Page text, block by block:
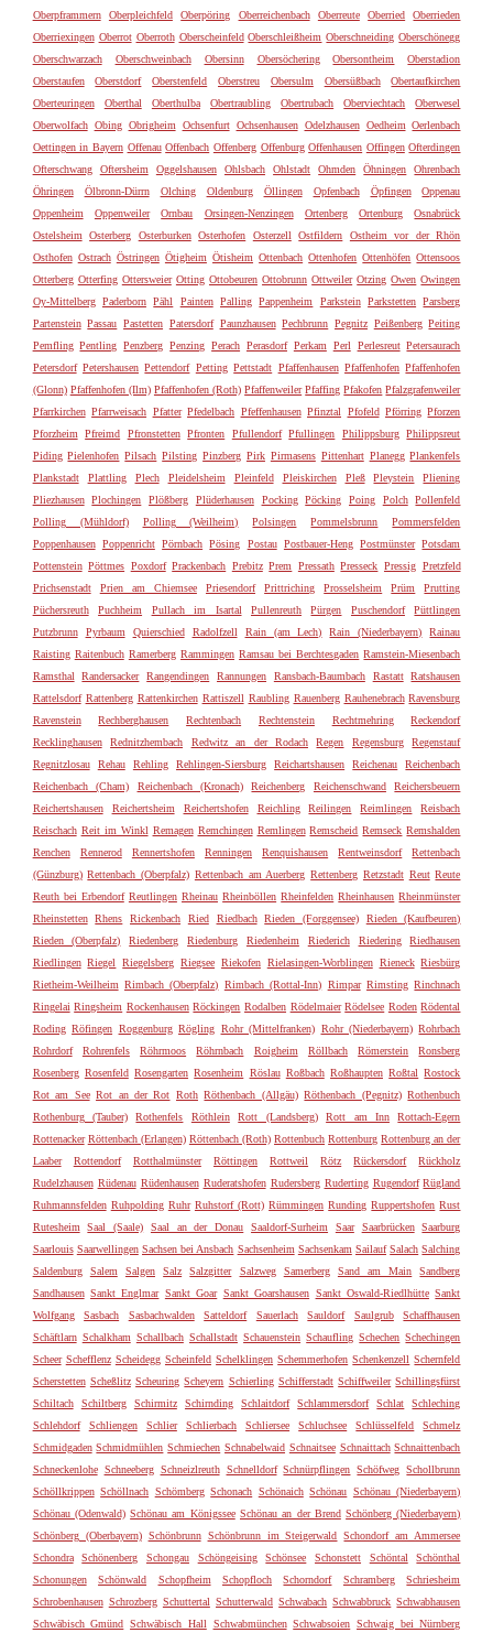
Oberpframmern
Oberpleichfeld Oberpöring Oberreichenbach Oberreute Oberried
Oberrieden
Oberriexingen Oberrot Oberroth Oberscheinfeld Oberschleißheim Oberschneiding Oberschönegg
Oberschwarzach
Oberschweinbach Obersinn Obersöchering Obersontheim
Oberstadion
Oberstaufen
Oberstdorf Oberstenfeld Oberstreu Obersulm Obersüßbach
Obertaufkirchen
Oberteuringen
Oberthal Oberthulba Obertraubling Obertrubach Oberviechtach
Oberwesel
Oberwolfach Obing Obrigheim Ochsenfurt Ochsenhausen Odelzhausen Oedheim Oerlenbach
Oettingen in Bayern Offenau Offenbach Offenberg Offenburg Offenhausen Offingen Ofterdingen
Ofterschwang
Oftersheim Oggelshausen Ohlsbach Ohlstadt Ohmden Öhningen
Ohrenbach
Öhringen
Ölbronn-Dürrn Olching Oldenburg Öllingen Opfenbach Öpfingen
Oppenau
Oppenheim
Oppenweiler Ornbau Orsingen-Nenzingen Ortenberg Ortenburg
Osnabrück
Ostelsheim
Osterberg Osterburken Osterhofen Osterzell Ostfildern
Ostheim vor der Rhön
Osthofen Ostrach Östringen Ötigheim Ötisheim Ottenbach Ottenhofen Ottenhöfen Ottensoos
Otterberg Otterfing Ottersweier Otting Ottobeuren Ottobrunn Ottweiler Otzing Owen Owingen
Oy-Mittelberg Paderborn Pähl Painten Palling Pappenheim Parkstein Parkstetten Parsberg
Partenstein Passau Pastetten Patersdorf Paunzhausen Pechbrunn Pegnitz Peißenberg Peiting
Pemfling Pentling Penzberg Penzing Perach Perasdorf Perkam Perl Perlesreut Petersaurach
Petersdorf Petershausen Pettendorf Petting Pettstadt Pfaffenhausen Pfaffenhofen Pfaffenhofen
(Glonn) Pfaffenhofen (Ilm) Pfaffenhofen (Roth) Pfaffenweiler Pfaffing Pfakofen Pfalzgrafenweiler
Pfarrkirchen Pfarrweisach Pfatter Pfedelbach Pfeffenhausen Pfinztal Pfofeld Pförring Pforzen
Pforzheim
Pfreimd Pfronstetten Pfronten Pfullendorf Pfullingen Philippsburg Philippsreut
Piding Pielenhofen Pilsach Pilsting Pinzberg Pirk Pirmasens Pittenhart Planegg Plankenfels
Plankstadt
Plattling Plech Pleidelsheim Pleinfeld Pleiskirchen Pleß Pleystein
Pliening
Pliezhausen
Plochingen Plößberg Plüderhausen Pocking Pöcking Poing Polch
Pollenfeld
Polling (Mühldorf)
Polling (Weilheim) Polsingen Pommelsbrunn
Pommersfelden
Poppenhausen Poppenricht Pörnbach Pösing Postau Postbauer-Heng Postmünster Potsdam
Pottenstein Pöttmes Poxdorf Prackenbach Prebitz Prem Pressath Presseck Pressig Pretzfeld
Prichsenstadt
Prien am Chiemsee Priesendorf Prittriching Prosselsheim Prüm
Prutting
Püchersreuth
Puchheim Pullach im Isartal Pullenreuth Pürgen Puschendorf
Püttlingen
Putzbrunn
Pyrbaum Quierschied Radolfzell Rain (am Lech) Rain (Niederbayern)
Rainau
Raisting Raitenbuch Ramerberg Rammingen Ramsau bei Berchtesgaden Ramstein-Miesenbach
Ramsthal
Randersacker Rangendingen Rannungen Ransbach-Baumbach Rastatt
Ratshausen
Rattelsdorf Rattenberg Rattenkirchen Rattiszell Raubling Rauenberg Rauhenebrach Ravensburg
Ravenstein
Rechberghausen Rechtenbach Rechtenstein Rechtmehring
Reckendorf
Recklinghausen
Rednitzhembach Redwitz an der Rodach Regen Regensburg
Regenstauf
Regnitzlosau
Rehau Rehling Rehlingen-Siersburg Reichartshausen Reichenau
Reichenbach
Reichenbach (Cham)
Reichenbach (Kronach) Reichenberg Reichenschwand
Reichersbeuern
Reichertshausen
Reichertsheim Reichertshofen Reichling Reilingen Reimlingen
Reisbach
Reischach Reit im Winkl Remagen Remchingen Remlingen Remscheid Remseck Remshalden
Renchen
Rennerod Rennertshofen Renningen Renquishausen Rentweinsdorf
Rettenbach
(Günzburg) Rettenbach (Oberpfalz) Rettenbach am Auerberg Rettenberg Retzstadt Reut Reute
Reuth bei Erbendorf Reutlingen Rheinau Rheinböllen Rheinfelden Rheinhausen Rheinmünster
Rheinstetten
Rhens Rickenbach Ried Riedbach Rieden (Forggensee)
Rieden (Kaufbeuren)
Rieden (Oberpfalz)
Riedenberg Riedenburg Riedenheim Riederich Riedering
Riedhausen
Riedlingen Riegel Riegelsberg Riegsee Riekofen Rielasingen-Worblingen Rieneck Riesbürg
Rietheim-Weilheim Rimbach (Oberpfalz) Rimbach (Rottal-Inn) Rimpar Rimsting Rinchnach
Ringelai Ringsheim Rockenhausen Röckingen Rodalben Rödelmaier Rödelsee Roden Rödental
Roding Röfingen Roggenburg Rögling Rohr (Mittelfranken) Rohr (Niederbayern) Rohrbach
Rohrdorf
Rohrenfels Röhrmoos Röhrnbach Roigheim Röllbach Römerstein
Ronsberg
Rosenberg Rosenfeld Rosengarten Rosenheim Röslau Roßbach Roßhaupten Roßtal Rostock
Rot am See Rot an der Rot Roth Röthenbach (Allgäu) Röthenbach (Pegnitz) Rothenbuch
Rothenburg (Tauber)
Rothenfels Röthlein Rott (Landsberg) Rott am Inn
Rottach-Egern
Rottenacker Röttenbach (Erlangen) Röttenbach (Roth) Rottenbuch Rottenburg Rottenburg an der
Laaber
Rottendorf Rotthalmünster Röttingen Rottweil Rötz Rückersdorf
Rückholz
Rudelzhausen Rüdenau Rüdenhausen Ruderatshofen Rudersberg Ruderting Rugendorf Rügland
Ruhmannsfelden Ruhpolding Ruhr Ruhstorf (Rott) Rümmingen Runding Ruppertshofen Rust
Rutesheim
Saal (Saale) Saal an der Donau Saaldorf-Surheim Saar Saarbrücken
Saarburg
Saarlouis Saarwellingen Sachsen bei Ansbach Sachsenheim Sachsenkam Sailauf Salach Salching
Saldenburg
Salem Salgen Salz Salzgitter Salzweg Samerberg Sand am Main
Sandberg
Sandhausen Sankt Englmar Sankt Goar Sankt Goarshausen Sankt Oswald-Riedlhütte Sankt
Wolfgang
Sasbach Sasbachwalden Satteldorf Sauerlach Sauldorf Saulgrub
Schaffhausen
Schäftlarn Schalkham Schallbach Schallstadt Schauenstein Schaufling Schechen Schechingen
Scheer Schefflenz Scheidegg Scheinfeld Schelklingen Schemmerhofen Schenkenzell Schernfeld
Scherstetten Scheßlitz Scheuring Scheyern Schierling Schifferstadt Schiffweiler Schillingsfürst
Schiltach
Schiltberg Schirmitz Schirnding Schlaitdorf Schlammersdorf Schlat
Schleching
Schlehdorf
Schliengen Schlier Schlierbach Schliersee Schluchsee Schlüsselfeld
Schmelz
Schmidgaden Schmidmühlen Schmiechen Schnabelwaid Schnaitsee Schnaittach Schnaittenbach
Schneckenlohe Schneeberg Schneizlreuth Schnelldorf Schnürpflingen Schöfweg Schollbrunn
Schöllkrippen Schöllnach Schömberg Schonach Schönaich Schönau Schönau (Niederbayern)
Schönau (Odenwald) Schönau am Königssee Schönau an der Brend Schönberg (Niederbayern)
Schönberg (Oberbayern) Schönbrunn Schönbrunn im Steigerwald Schondorf am Ammersee
Schondra
Schönenberg Schongau Schöngeising Schönsee Schonstett Schöntal
Schönthal
Schonungen
Schönwald Schopfheim Schopfloch Schorndorf Schramberg
Schriesheim
Schrobenhausen Schrozberg Schuttertal Schutterwald Schwabach Schwabbruck Schwabhausen
Schwäbisch Gmünd Schwäbisch Hall Schwabmünchen Schwabsoien Schwaig bei Nürnberg